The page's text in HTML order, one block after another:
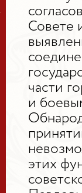
Совете
части
и
этих